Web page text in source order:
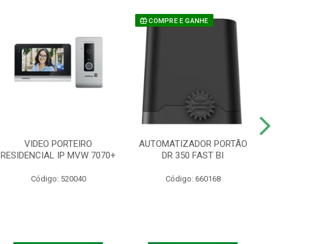
VIDEO PORTEIRO
RESIDENCIAL IP MVW 7070+
Código: 520040
COMPRE E GANHE
AUTOMATIZADOR PORTÃO
DR 350 FAST BI
Código: 660168